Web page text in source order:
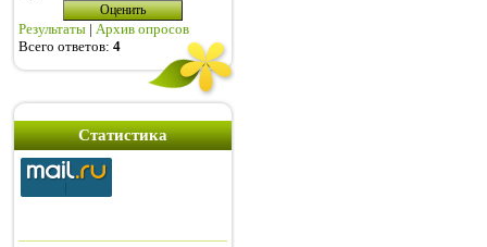
Результаты | Архив опросов
Всего ответов: 4
Статистика